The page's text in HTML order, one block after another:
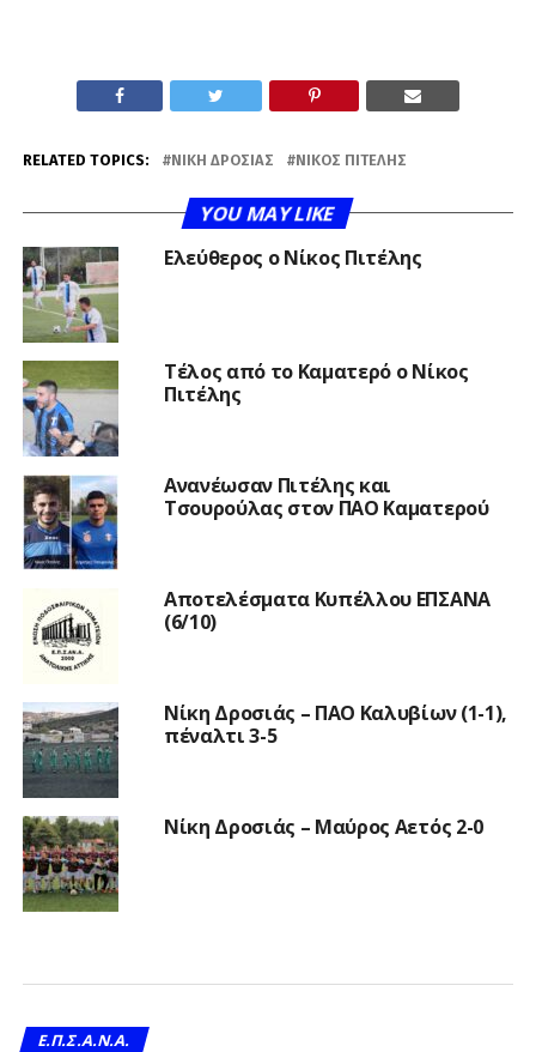
RELATED TOPICS: ΝΊΚΗ ΔΡΟΣΙΆΣ ΝΊΚΟΣ ΠΙΤΈΛΗΣ
YOU MAY LIKE
Ελεύθερος ο Νίκος Πιτέλης
Τέλος από το Καματερό ο Νίκος
Πιτέλης
Ανανέωσαν Πιτέλης και
Τσουρούλας στον ΠΑΟ Καματερού
Αποτελέσματα Κυπέλλου ΕΠΣΑΝΑ
(6/10)
Νίκη Δροσιάς – ΠΑΟ Καλυβίων (1-1),
πέναλτι 3-5
Νίκη Δροσιάς – Μαύρος Αετός 2-0
Ε.Π.Σ.Α.Ν.Α.